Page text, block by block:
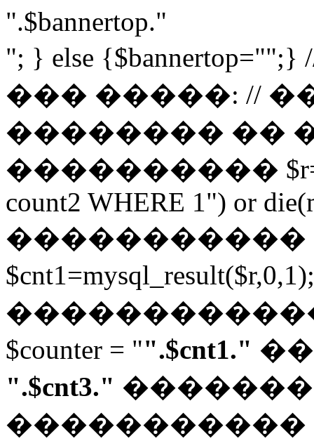
".$bannertop."
"; } else
��� �����: //
�������� ��
����������
count2 WHERE 1") or
�����������
������������
$counter = "".$cnt1."
".$cnt3." ������� ";
�����������